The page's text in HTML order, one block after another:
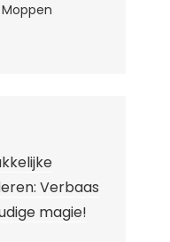
Verbaas
magie!